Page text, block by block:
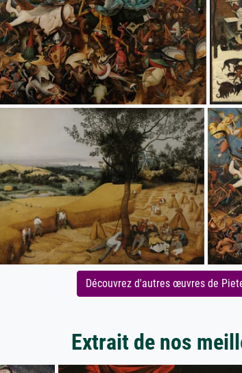
Découvrez d'autres œuvres de
Extrait de nos